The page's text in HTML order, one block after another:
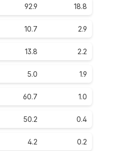
92.9 18.8
10.7 2.9
13.8 2.2
5.0 1.9
60.7 1.0
50.2 0.4
4.2 0.2